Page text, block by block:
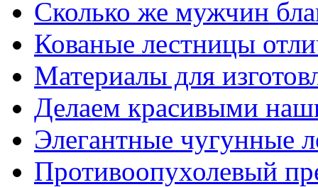
Сколько же мужчин
Кованые лестницы
Материалы для
Делаем красивыми
Элегантные чугунные
Противоопухолевый